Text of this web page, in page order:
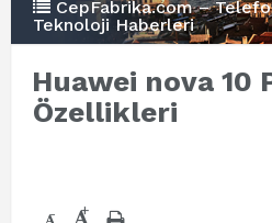
CepFabrika.com –
Teknoloji Haberleri
Huawei nova 10
Özellikleri
- +